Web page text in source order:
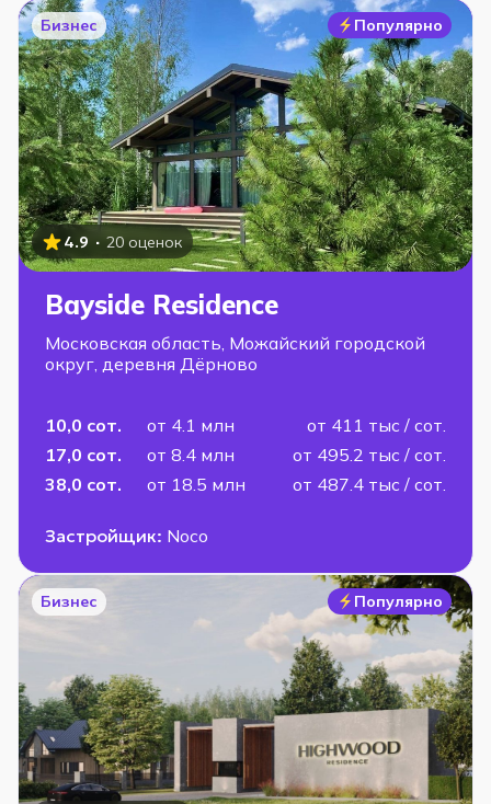
Бизнес Популярно
4.9 · 20 оценок
Bayside Residence
Московская область, Можайский городской
округ, деревня Дёрново
10,0 сот. от 4.1 млн
от 411 тыс / сот.
17,0 сот.
от 8.4 млн
от 495.2 тыс / сот.
38,0 сот.
от 18.5 млн от 487.4 тыс / сот.
Застройщик: Noco
Бизнес Популярно